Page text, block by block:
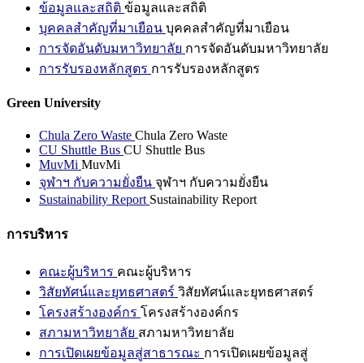
ข้อมูลและสถิติ ข้อมูลและสถิติ
บุคคลสำคัญที่มาเยือน บุคคลสำคัญที่มาเยือน
การจัดอันดับมหาวิทยาลัย การจัดอันดับมหาวิทยาลัย
การรับรองหลักสูตร การรับรองหลักสูตร
Green University
Chula Zero Waste Chula Zero Waste
CU Shuttle Bus CU Shuttle Bus
MuvMi MuvMi
จุฬาฯ กับความยั่งยืน จุฬาฯ กับความยั่งยืน
Sustainability Report Sustainability Report
การบริหาร
คณะผู้บริหาร คณะผู้บริหาร
วิสัยทัศน์และยุทธศาสตร์ วิสัยทัศน์และยุทธศาสตร์
โครงสร้างองค์กร โครงสร้างองค์กร
สภามหาวิทยาลัย สภามหาวิทยาลัย
การเปิดเผยข้อมูลสู่สาธารณะ การเปิดเผยข้อมูลสู่